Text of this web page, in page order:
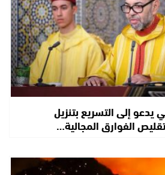
إلى التسريع بتنزيل
الفوارق المجالية…